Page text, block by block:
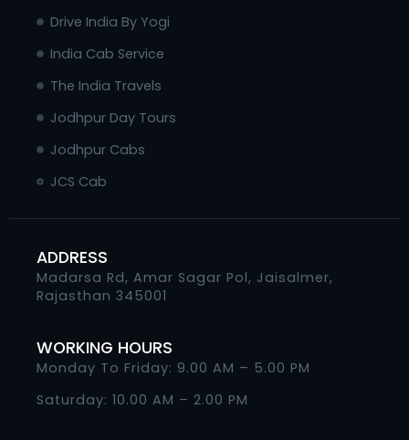
Drive India By Yogi
India Cab Service
The India Travels
Jodhpur Day Tours
Jodhpur Cabs
JCS Cab
ADDRESS
Madarsa Rd, Amar Sagar Pol, Jaisalmer,
Rajasthan 345001
WORKING HOURS
Monday To Friday: 9.00 AM – 5.00 PM
Saturday: 10.00 AM – 2.00 PM